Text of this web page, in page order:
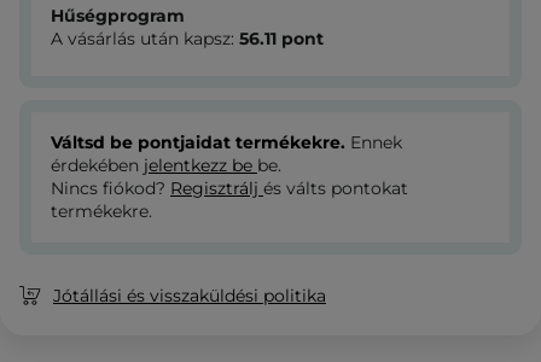
Hűségprogram
A vásárlás után kapsz: 56.11 pont
Váltsd be pontjaidat termékekre. Ennek
érdekében jelentkezz be be.
Nincs fiókod? Regisztrálj és válts pontokat
termékekre.
Jótállási és visszaküldési politika